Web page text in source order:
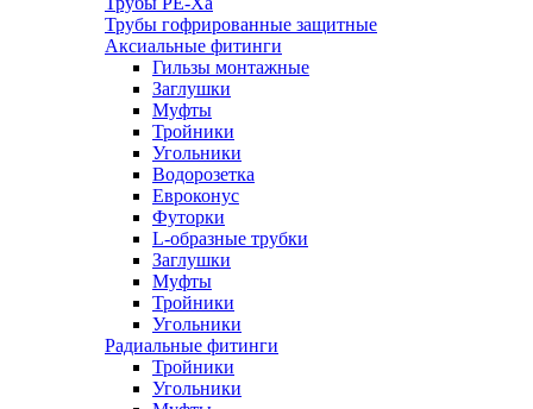
Трубы гофрированные защитные
Аксиальные фитинги
Гильзы монтажные
Заглушки
Муфты
Тройники
Угольники
Водорозетка
Евроконус
Футорки
L-образные трубки
Заглушки
Муфты
Тройники
Угольники
Радиальные фитинги
Тройники
Угольники